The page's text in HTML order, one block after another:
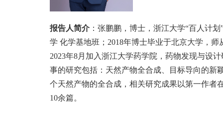
报告人简介 ：张鹏鹏 ，博士， 浙江大学“百人计
学 化学基地班； 2018年博士毕业于北京大学，师
2023年8月加入浙江大学药学院，药物发现与设
事的研究包括：天然产物全合成、目标导向的新
个天然产物的全合成，相关研究成果以第一作者
10余篇。